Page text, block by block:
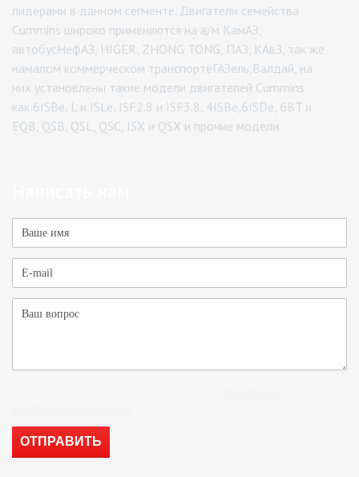
лидерами в данном сегменте. Двигатели семейства
Cummins широко применяются на а/м КамАЗ,
автобусНефАЗ, HIGER, ZHONG TONG, ПАЗ, КАвЗ, так же
намалом коммерческом транспортеГАЗель,Валдай, на
них установлены такие модели двигателей Cummins
как:6ISBe, L и ISLe, ISF2.8 и ISF3.8, 4ISBe,6ISDe, 6BT и
EQB, QSB, QSL, QSC, ISX и QSX и прочие модели.